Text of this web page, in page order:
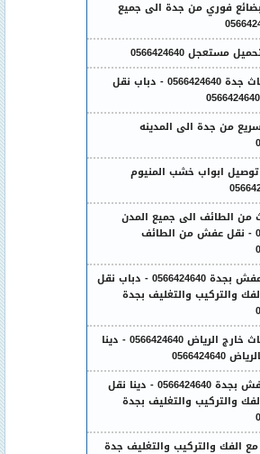
فوري من جدة الى جميع
مستعجل 0566424640
دينا نقل اثاث جدة 0566424640 - دباب نقل
من جدة الى المدينه
ابواب خشب المنيوم
من الطائف الى جميع المدن
0566424640 - نقل عفش من الطائف
دباب نقل عفش بجدة 0566424640 - دباب نقل
والتركيب والتغليف بجدة
دينا نقل اثاث خارج الرياض 0566424640 - دينا
دينا نقل عفش بجدة 0566424640 - دينا نقل
والتركيب والتغليف بجدة
الفك والتركيب والتغليف جدة